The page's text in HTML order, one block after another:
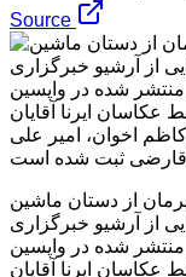
Source
از دستان ماشین
آرشیو خبرگزاری
شده در واپسین
ایرنا آقایان